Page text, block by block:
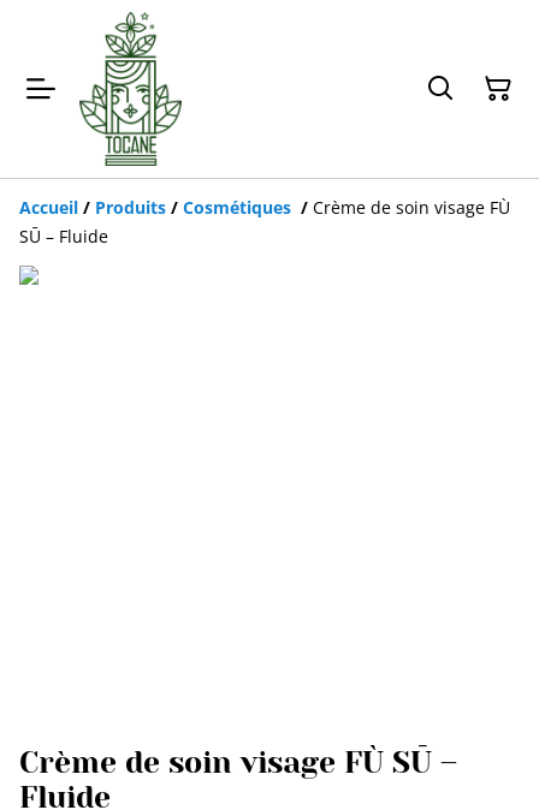
Accueil / Produits / Cosmétiques / Crème de soin visage FÙ
SŪ – Fluide
Crème de soin visage FÙ SŪ –
Fluide